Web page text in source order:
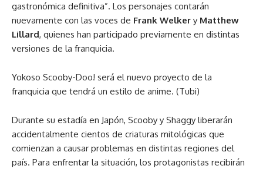
gastronómica definitiva”. Los personajes contarán
nuevamente con las voces de Frank Welker y Matthew
Lillard, quienes han participado previamente en distintas
versiones de la franquicia.
Yokoso Scooby-Doo! será el nuevo proyecto de la
franquicia que tendrá un estilo de anime. (Tubi)
Durante su estadía en Japón, Scooby y Shaggy liberarán
accidentalmente cientos de criaturas mitológicas que
comienzan a causar problemas en distintas regiones del
país. Para enfrentar la situación, los protagonistas recibirán